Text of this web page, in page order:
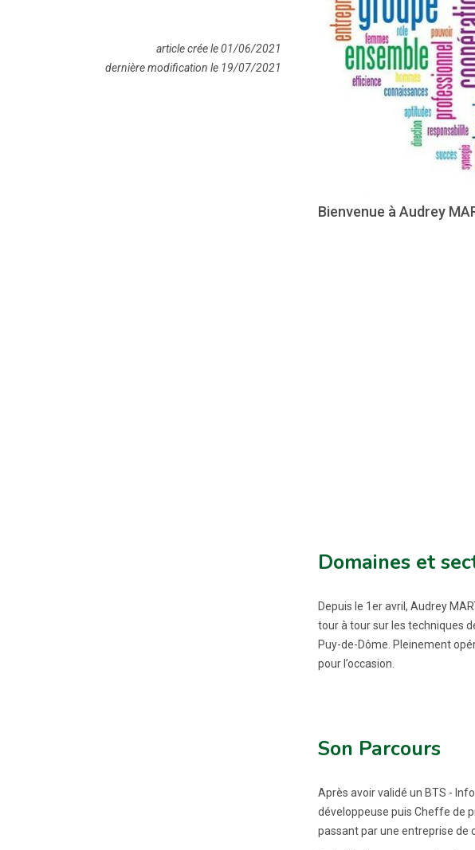
Bienvenue à Audrey
Domaines et
Depuis le 1er avril, Audrey
tour à tour sur les techniques
Puy-de-Dôme. Pleinement
pour l’occasion.
Son Parcours
Après avoir validé un BTS -
développeuse puis Cheffe de
passant par une entreprise de
article crée le 01/06/2021
dernière modification le 19/07/2021